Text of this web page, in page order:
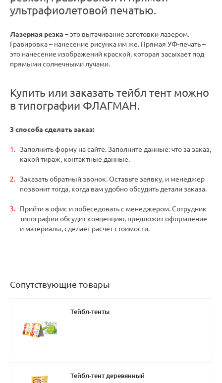
ультрафиолетовой печатью.
Лазерная резка – это вытачивание заготовки лазером.
Гравировка – нанесение рисунка им же. Прямая УФ-печать –
это нанесение изображений краской, которая засыхает под
прямыми солнечными лучами.
Купить или заказать тейбл тент можно
в типографии ФЛАГМАН.
3 способа сделать заказ:
Заполнить форму на сайте. Заполните данные: что за заказ,
какой тираж, контактные данные.
Заказать обратный звонок. Оставьте заявку, и менеджер
позвонит тогда, когда вам удобно обсудить детали заказа.
Прийти в офис и побеседовать с менеджером. Сотрудник
типографии обсудит концепцию, предложит оформление
и материалы, сделает расчет стоимости.
Сопутствующие товары
Тейбл-тенты
Тейбл-тент деревянный